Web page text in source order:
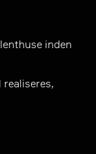
inden